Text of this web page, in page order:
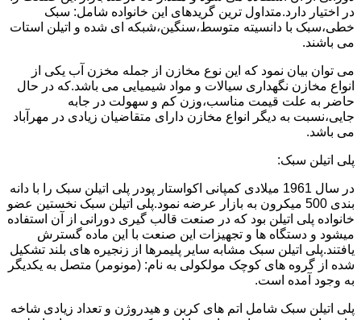
در اختیار دارد.متداول ترین گریدهای این خانواده شامل: سبک
خطی،سبک با دانسیته متوسط،سنگین،شبکه ای شده و اتیلن استات
می باشند.
می توان بیان نمود که این نوع مخازن از جمله مخزن آب یکی از
انواع مخازن نگهداری سیالات و مواد شیمیایی می باشد.که در حال
حاضر به علت قیمت مناسب،وزن کم و سهولت در جابه
جایی،نسبت به دیگر انواع مخازن دارای متقاضیان زیادی در مهرآباد
می باشد.
پلی اتیلن سبک:
در سال 1961 میلادی کمپانی اکواستار پودر پلی اتیلن سبک را با دانه
بندی 500 میکرون به بازار عرضه نمود.پلی اتیلن سبک نخستین عضو
خانواده پلی اتیلن بود که در صنعت قالب گیری دورانی از آن استفاده
میشود و دستگاه ها و تجهیزات این صنعت با این ماده گسترش
یافتند.پلی اتیلن سبک مشابه سایر پلیمرها از زنجیره های بلند تشکیل
شده از گروه های کوچک مولکولی به نام: (مونومر) متصل به یکدیگر
به وجود آمده است.
پلی اتیلن سبک شامل اتم های کربن و هیدروژن و تعداد زیادی شاخه